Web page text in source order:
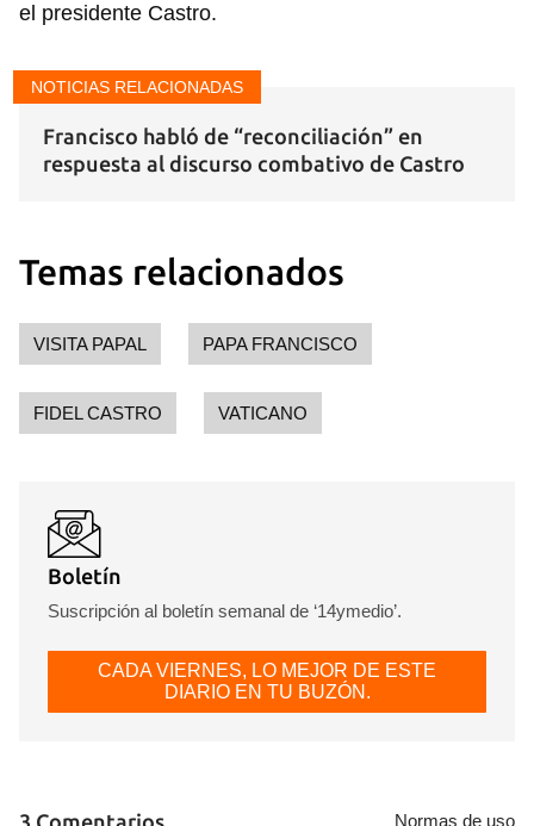
el presidente Castro.
NOTICIAS RELACIONADAS
Francisco habló de “reconciliación” en
respuesta al discurso combativo de Castro
Temas relacionados
VISITA PAPAL PAPA FRANCISCO
FIDEL CASTRO VATICANO
Boletín
Suscripción al boletín semanal de ‘14ymedio’.
CADA VIERNES, LO MEJOR DE ESTE
DIARIO EN TU BUZÓN.
3 Comentarios Normas de uso